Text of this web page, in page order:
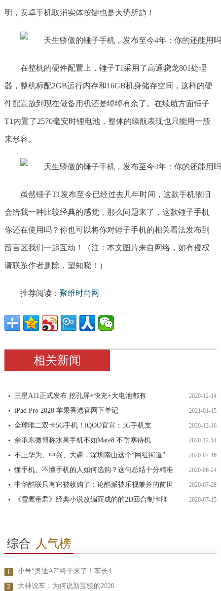
明，安卓手机取消实体按键也是大势所趋！
在整机的硬件配置上，锤子T1采用了高通骁龙801处理
器，整机标配2GB运行内存和16GB机身储存空间，这样的硬
件配置放到现在做备用机还是绰绰有余了。在续航方面锤子
T1内置了2570毫安时锂电池，整体的续航表现也只能用一般
来形容。
虽然锤子T1发布至今已经过去几年时间，这款手机依旧
会给我一种比较经典的感觉，那么问题来了，这款锤子手机
你还在使用吗？你也可以将你对锤子手机的相关看法发布到
留言区我们一起互动！（注：本文图片来自网络，如有侵权
请联系作者删除，望知晓！）
推荐阅读： 聚维时尚网
相关新闻
三星A11正式发布 挖孔屏+快充+大电池都有 2020-12-14
iPad Pro 2020 苹果香港官网下单记 2021-01-15
全球唯二双卡5G手机！iQOO官宣：5G手机支 2020-12-16
余承东微博称水果手机不如Mate8 不耐寒待机 2020-12-14
不止华为、中兴、大疆，深圳南山这个“网红街道” 2020-07-16
懂手机、不懂手机的人如何选购？这句总结十分精准 2020-08-24
中华酷联只有它被收购了：论酷派被乐视兼并的前世 2020-07-28
《雪鹰帝君》经典小说改编而成的的2D回合制卡牌 2020-07-15
综合 人气榜
1 小号“奥迪A7”终于来了！车长4
2 大神说车：为何说新宝骏的2020